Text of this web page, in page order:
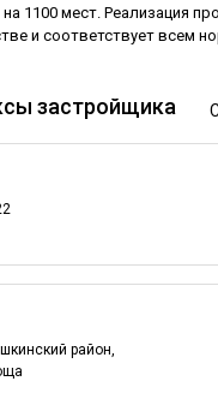
1100 мест. Реализация
и соответствует всем
застройщика
район,